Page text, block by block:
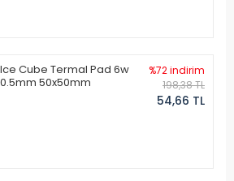
Ice Cube Termal Pad 6w
0.5mm 50x50mm
%72 indirim
198,38 TL
54,66 TL